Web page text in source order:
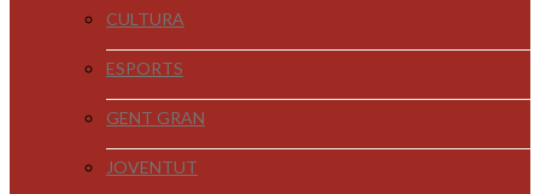
CULTURA
ESPORTS
GENT GRAN
JOVENTUT